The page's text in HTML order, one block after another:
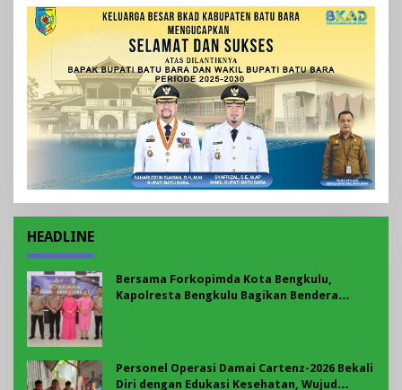
HEADLINE
Bersama Forkopimda Kota Bengkulu,
Kapolresta Bengkulu Bagikan Bendera
Personel Operasi Damai Cartenz-2026 Bekali
Diri dengan Edukasi Kesehatan, Wujud